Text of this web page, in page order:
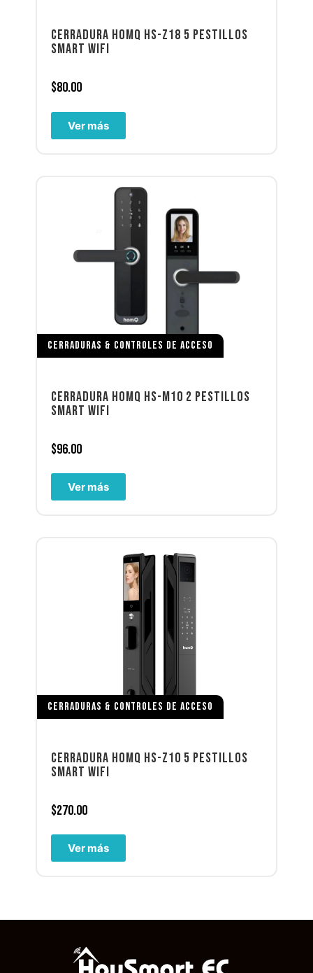
CERRADURA HOMQ HS-Z18 5 PESTILLOS
SMART WIFI
$80.00
Ver más
CERRADURAS & CONTROLES DE ACCESO
CERRADURA HOMQ HS-M10 2 PESTILLOS
SMART WIFI
$96.00
Ver más
CERRADURAS & CONTROLES DE ACCESO
CERRADURA HOMQ HS-Z10 5 PESTILLOS
SMART WIFI
$270.00
Ver más